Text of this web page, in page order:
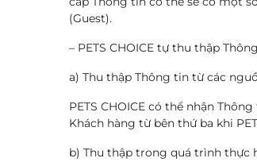
(Guest).
– PETS CHOICE tự thu thập
a) Thu thập Thông tin từ các
PETS CHOICE có thể nhận
Khách hàng từ bên thứ ba khi
b) Thu thập trong quá trình thực